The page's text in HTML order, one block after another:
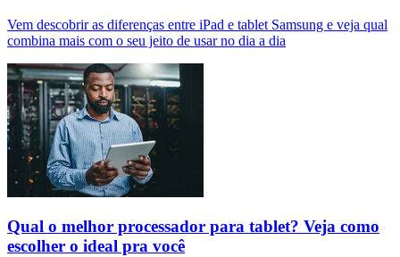
Vem descobrir as diferenças entre iPad e tablet Samsung e veja qual
combina mais com o seu jeito de usar no dia a dia
Qual o melhor processador para tablet? Veja como
escolher o ideal pra você